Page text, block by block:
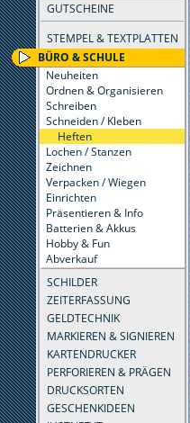
GUTSCHEINE
STEMPEL & TEXTPLATTEN
BÜRO & SCHULE
Neuheiten
Ordnen & Organisieren
Schreiben
Schneiden / Kleben
Heften
Lochen / Stanzen
Zeichnen
Verpacken / Wiegen
Einrichten
Präsentieren & Info
Batterien & Akkus
Hobby & Fun
Abverkauf
SCHILDER
ZEITERFASSUNG
GELDTECHNIK
MARKIEREN & SIGNIEREN
KARTENDRUCKER
PERFORIEREN & PRÄGEN
DRUCKSORTEN
GESCHENKIDEEN